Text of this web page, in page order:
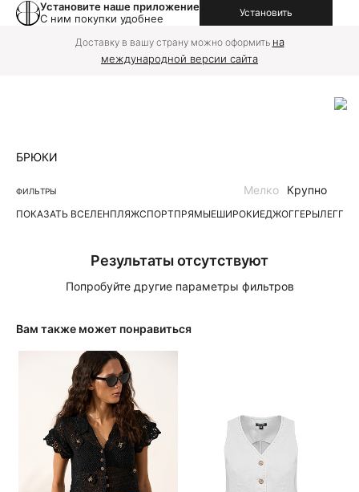
Установите наше приложение
С ним покупки удобнее
Установить
Доставку в вашу страну можно оформить на
международной версии сайта
БРЮКИ
ФИЛЬТРЫ
ПОКАЗАТЬ ВСЕЛЕНПЛЯЖСПОРТПРЯМЫЕШИРОКИЕДЖОГГЕРЫ
Мелко Крупно
Результаты отсутствуют
Попробуйте другие параметры фильтров
Вам также может понравиться